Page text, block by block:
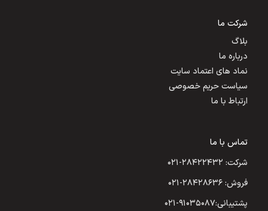
شرکت ما
بلاگ
درباره ما
نماد های اعتماد سایت
سیاست حریم خصوصی
ارتباط با ما
تماس با ما
شرکت: ۲۸۴۲۲۴۳۲-۰۲۱
فروش: ۲۸۴۲۸۶۳۶-۰۲۱
پشتیبانی:۹۱۰۳۵۰۸۷-۰۲۱